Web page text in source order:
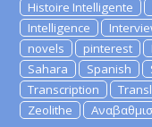
Histoire Intelligente
Intelligence
novels
pinterest
Sahara
Spanish
Transcription
Zeolithe